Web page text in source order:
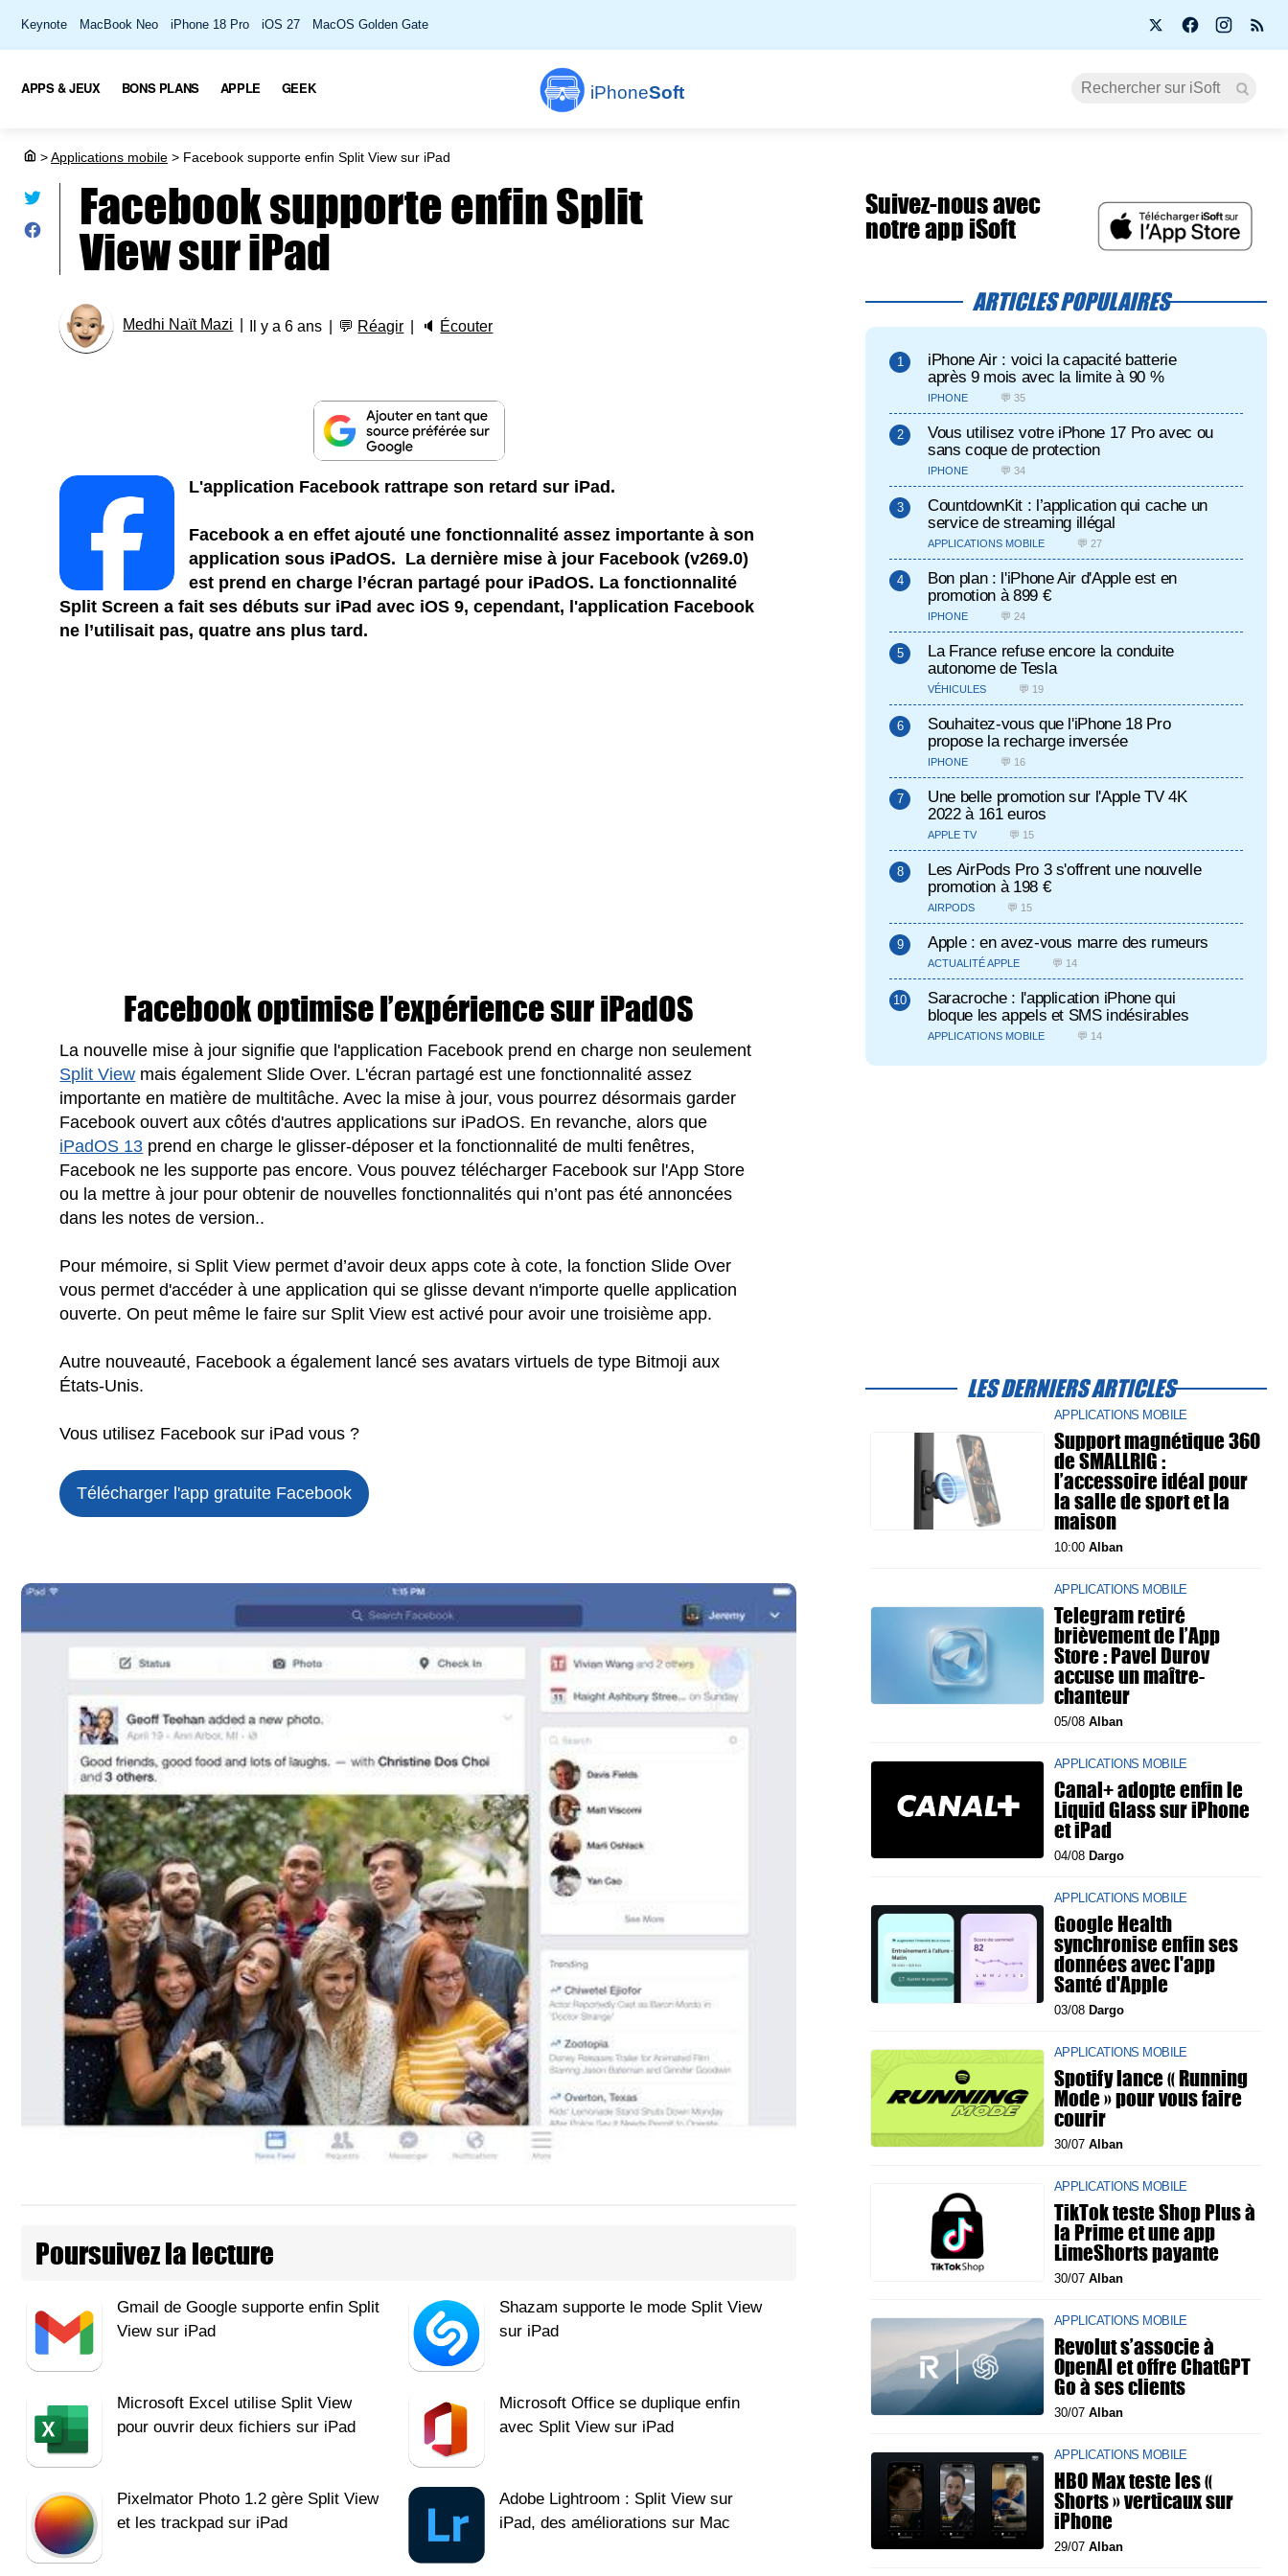
Keynote MacBook Neo iPhone 18 Pro iOS 27 MacOS Golden Gate
iPhoneSoft
APPS & JEUX BONS PLANS APPLE GEEK
>Applications mobile > Facebook supporte enfin Split View sur iPad
Facebook supporte enfin Split
View sur iPad
Medhi Naït Mazi Il y a 6 ans 💬 Réagir 🔈 Écouter
L'application Facebook rattrape son retard sur iPad.
Facebook a en effet ajouté une fonctionnalité assez importante à son
application sous iPadOS. La dernière mise à jour Facebook (v269.0)
est prend en charge l’écran partagé pour iPadOS. La fonctionnalité
Split Screen a fait ses débuts sur iPad avec iOS 9, cependant, l'application Facebook
ne l’utilisait pas, quatre ans plus tard.
Facebook optimise l’expérience sur iPadOS
La nouvelle mise à jour signifie que l'application Facebook prend en charge non seulement
Split View mais également Slide Over. L'écran partagé est une fonctionnalité assez
importante en matière de multitâche. Avec la mise à jour, vous pourrez désormais garder
Facebook ouvert aux côtés d'autres applications sur iPadOS. En revanche, alors que
iPadOS 13 prend en charge le glisser-déposer et la fonctionnalité de multi fenêtres,
Facebook ne les supporte pas encore. Vous pouvez télécharger Facebook sur l'App Store
ou la mettre à jour pour obtenir de nouvelles fonctionnalités qui n’ont pas été annoncées
dans les notes de version..
Pour mémoire, si Split View permet d’avoir deux apps cote à cote, la fonction Slide Over
vous permet d'accéder à une application qui se glisse devant n'importe quelle application
ouverte. On peut même le faire sur Split View est activé pour avoir une troisième app.
Autre nouveauté, Facebook a également lancé ses avatars virtuels de type Bitmoji aux
États-Unis.
Vous utilisez Facebook sur iPad vous ?
Télécharger l'app gratuite Facebook
Poursuivez la lecture
Gmail de Google supporte enfin Split
View sur iPad
Shazam supporte le mode Split View
sur iPad
Microsoft Excel utilise Split View
pour ouvrir deux fichiers sur iPad
Microsoft Office se duplique enfin
avec Split View sur iPad
Pixelmator Photo 1.2 gère Split View
et les trackpad sur iPad
Adobe Lightroom : Split View sur
iPad, des améliorations sur Mac
Suivez-nous avec
notre app iSoft
ARTICLES POPULAIRES
iPhone Air : voici la capacité batterie
après 9 mois avec la limite à 90 %
IPHONE 💬 35
Vous utilisez votre iPhone 17 Pro avec ou
sans coque de protection
IPHONE 💬 34
CountdownKit : l’application qui cache un
service de streaming illégal
APPLICATIONS MOBILE 💬 27
Bon plan : l'iPhone Air d'Apple est en
promotion à 899 €
IPHONE 💬 24
La France refuse encore la conduite
autonome de Tesla
VÉHICULES 💬 19
Souhaitez-vous que l'iPhone 18 Pro
propose la recharge inversée
IPHONE 💬 16
Une belle promotion sur l'Apple TV 4K
2022 à 161 euros
APPLE TV 💬 15
Les AirPods Pro 3 s'offrent une nouvelle
promotion à 198 €
AIRPODS 💬 15
Apple : en avez-vous marre des rumeurs
ACTUALITÉ APPLE 💬 14
Saracroche : l'application iPhone qui
bloque les appels et SMS indésirables
APPLICATIONS MOBILE 💬 14
LES DERNIERS ARTICLES
APPLICATIONS MOBILE
Support magnétique 360
de SMALLRIG :
l’accessoire idéal pour
la salle de sport et la
maison
10:00 Alban
APPLICATIONS MOBILE
Telegram retiré
brièvement de l’App
Store : Pavel Durov
accuse un maître-
chanteur
05/08 Alban
APPLICATIONS MOBILE
Canal+ adopte enfin le
Liquid Glass sur iPhone
et iPad
04/08 Dargo
APPLICATIONS MOBILE
Google Health
synchronise enfin ses
données avec l'app
Santé d'Apple
03/08 Dargo
APPLICATIONS MOBILE
Spotify lance « Running
Mode » pour vous faire
courir
30/07 Alban
APPLICATIONS MOBILE
TikTok teste Shop Plus à
la Prime et une app
LimeShorts payante
30/07 Alban
APPLICATIONS MOBILE
Revolut s’associe à
OpenAI et offre ChatGPT
Go à ses clients
30/07 Alban
APPLICATIONS MOBILE
HBO Max teste les «
Shorts » verticaux sur
iPhone
29/07 Alban